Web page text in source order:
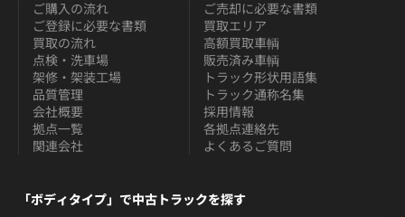
ご購入の流れ
ご登録に必要な書類
買取の流れ
ご売却に必要な書類
買取エリア
高額買取車輌
点検・洗車場
架修・架装工場
品質管理
販売済み車輌
トラック形状用語集
トラック通称名集
会社概要
拠点一覧
関連会社
採用情報
各拠点連絡先
よくあるご質問
「ボディタイプ」で中古トラックを探す